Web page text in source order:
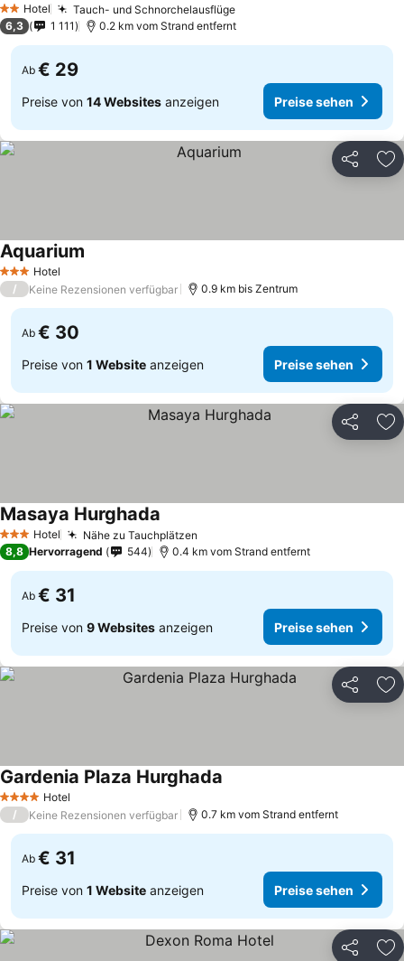
2 Sterne
Hotel Tauch- und Schnorchelausflüge
6,3 1 111 0.2 km vom Strand entfernt
Ab € 29
Preise von 14 Websites anzeigen Preise sehen
Teilen
3 SterneHotel
Aquarium
/ Keine Rezensionen verfügbar 0.9 km bis Zentrum
Ab € 30
Preise von 1 Website anzeigen Preise sehen
Teilen
3 SterneHotel Nähe zu Tauchplätzen
Masaya Hurghada
8,8 Hervorragend 544 0.4 km vom Strand entfernt
Ab € 31
Preise von 9 Websites anzeigen Preise sehen
Teilen
4 Sterne Hotel
Gardenia Plaza Hurghada
/ Keine Rezensionen verfügbar 0.7 km vom Strand entfernt
Ab € 31
Preise von 1 Website anzeigen Preise sehen
Teilen